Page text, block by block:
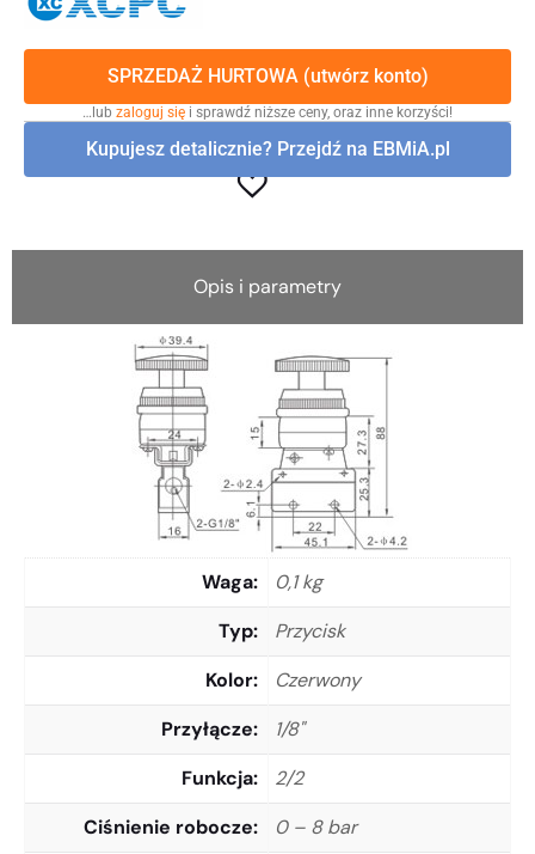
SPRZEDAŻ HURTOWA (utwórz konto)
…lub zaloguj się i sprawdź niższe ceny, oraz inne korzyści!
Kupujesz detalicznie? Przejdź na EBMiA.pl
Opis i parametry
Waga
0,1 kg
Typ
Przycisk
Kolor
Czerwony
Przyłącze
1/8"
Funkcja
2/2
Ciśnienie robocze
0 – 8 bar